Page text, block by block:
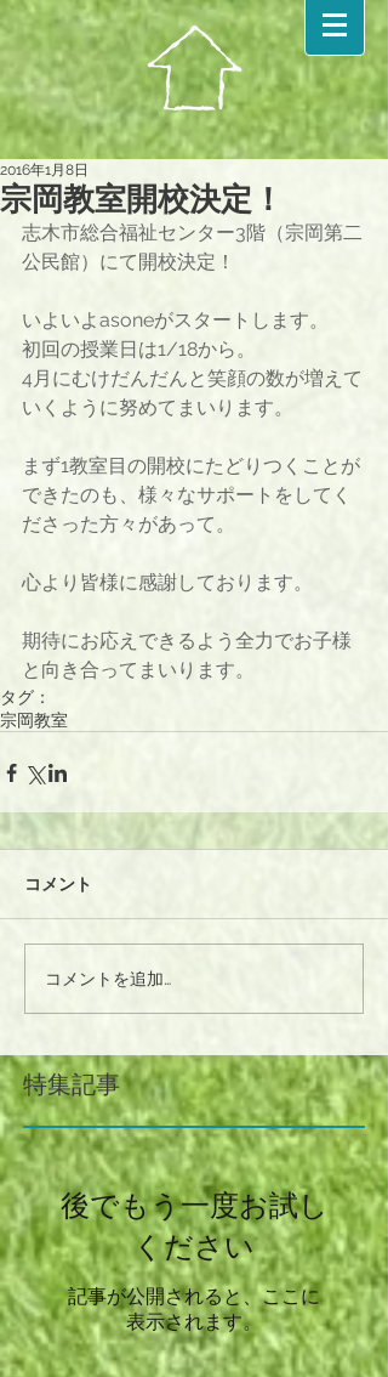
宗岡教室開校決定！
2016年1月8日
志木市総合福祉センター3階（宗岡第二
公民館）にて開校決定！
いよいよasoneがスタートします。
初回の授業日は1/18から。
4月にむけだんだんと笑顔の数が増えて
いくように努めてまいります。
まず1教室目の開校にたどりつくことが
できたのも、様々なサポートをしてく
ださった方々があって。
心より皆様に感謝しております。
期待にお応えできるよう全力でお子様
と向き合ってまいります。
タグ：
宗岡教室
コメント
コメントを追加…
特集記事
後でもう一度お試し
ください
記事が公開されると、ここに
表示されます。